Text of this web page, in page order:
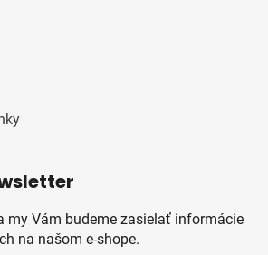
my Vám budeme zasielať informácie
na našom e-shope.